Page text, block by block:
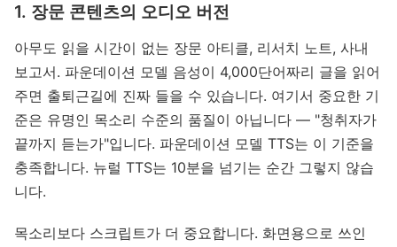
1. 장문 콘텐츠의 오디오 버전
아무도 읽을 시간이 없는 장문 아티클, 리서치 노트, 사내
보고서. 파운데이션 모델 음성이 4,000단어짜리 글을 읽어
주면 출퇴근길에 진짜 들을 수 있습니다. 여기서 중요한 기
준은 유명인 목소리 수준의 품질이 아닙니다 — "청취자가
끝까지 듣는가"입니다. 파운데이션 모델 TTS는 이 기준을
충족합니다. 뉴럴 TTS는 10분을 넘기는 순간 그렇지 않습
니다.
목소리보다 스크립트가 더 중요합니다. 화면용으로 쓰인